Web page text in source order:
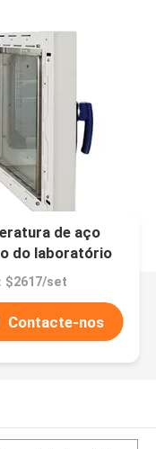
de aço
do laboratório
$2617/set
Contacte-nos